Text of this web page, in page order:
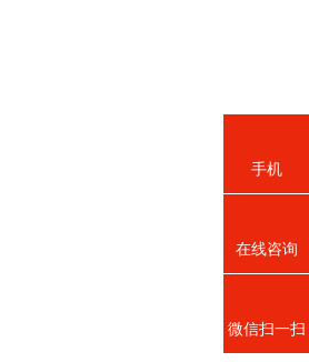
手机
在线咨询
微信扫一扫